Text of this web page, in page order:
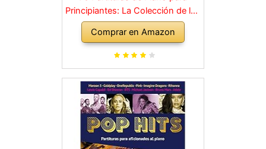
Principiantes: La Colección de los
Grandes Clásicos de la Música
dividida en 3 Niveles de dificultad
diferentes
Comprar en Amazon